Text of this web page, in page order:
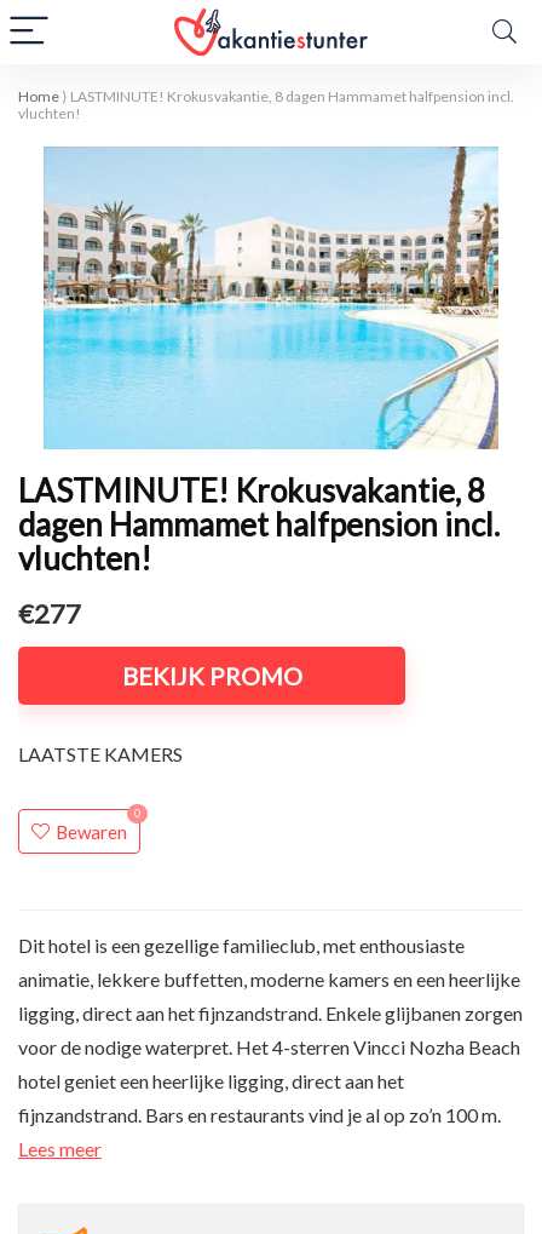
Home ⟩ LASTMINUTE! Krokusvakantie, 8 dagen Hammamet halfpension incl.
vluchten!
LASTMINUTE! Krokusvakantie, 8
dagen Hammamet halfpension incl.
vluchten!
€277
BEKIJK PROMO
LAATSTE KAMERS
Bewaren
0
Dit hotel is een gezellige familieclub, met enthousiaste
animatie, lekkere buffetten, moderne kamers en een heerlijke
ligging, direct aan het fijnzandstrand. Enkele glijbanen zorgen
voor de nodige waterpret. Het 4-sterren Vincci Nozha Beach
hotel geniet een heerlijke ligging, direct aan het
fijnzandstrand. Bars en restaurants vind je al op zo’n 100 m.
Lees meer